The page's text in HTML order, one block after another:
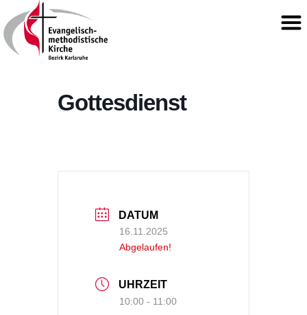
Gottesdienst
DATUM
16.11.2025
Abgelaufen!
UHRZEIT
10:00 - 11:00